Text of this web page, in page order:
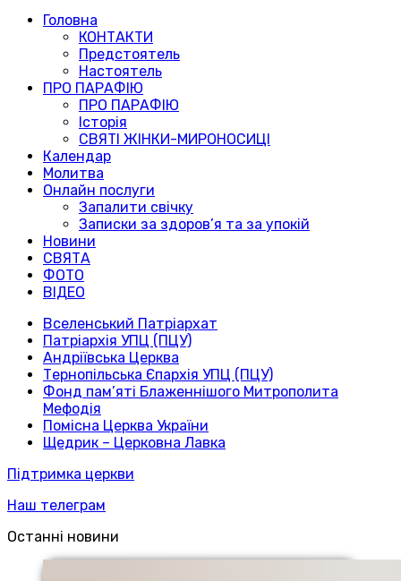
Головна
КОНТАКТИ
Предстоятель
Настоятель
ПРО ПАРАФІЮ
ПРО ПАРАФІЮ
Історія
СВЯТІ ЖІНКИ-МИРОНОСИЦІ
Календар
Молитва
Онлайн послуги
Запалити свічку
Записки за здоров’я та за упокій
Новини
СВЯТА
ФОТО
ВІДЕО
Вселенський Патріархат
Патріархія УПЦ (ПЦУ)
Андріївська Церква
Тернопільська Єпархія УПЦ (ПЦУ)
Фонд пам’яті Блаженнішого Митрополита
Мефодія
Помісна Церква України
Щедрик – Церковна Лавка
Підтримка церкви
Наш телеграм
Останні новини